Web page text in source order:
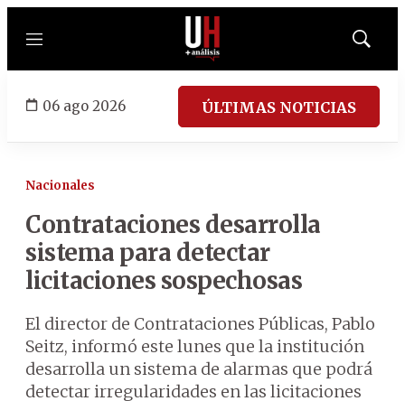
Menú
Mostrar
06 ago 2026 ÚLTIMAS NOTICIAS
Nacionales
Contrataciones desarrolla
sistema para detectar
licitaciones sospechosas
El director de Contrataciones Públicas, Pablo
Seitz, informó este lunes que la institución
desarrolla un sistema de alarmas que podrá
detectar irregularidades en las licitaciones